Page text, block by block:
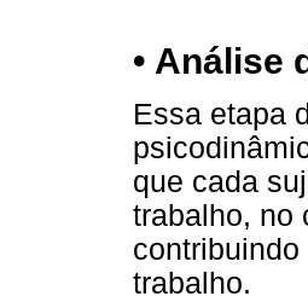
• Análise
Essa etapa
que cada
trabalho, no
trabalho.